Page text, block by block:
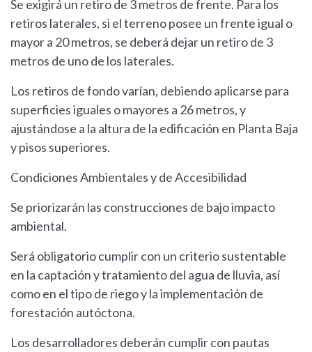
Se exigirá un retiro de 3 metros de frente. Para los
retiros laterales, si el terreno posee un frente igual o
mayor a 20 metros, se deberá dejar un retiro de 3
metros de uno de los laterales.
Los retiros de fondo varían, debiendo aplicarse para
superficies iguales o mayores a 26 metros, y
ajustándose a la altura de la edificación en Planta Baja
y pisos superiores.
Condiciones Ambientales y de Accesibilidad
Se priorizarán las construcciones de bajo impacto
ambiental.
Será obligatorio cumplir con un criterio sustentable
en la captación y tratamiento del agua de lluvia, así
como en el tipo de riego y la implementación de
forestación autóctona.
Los desarrolladores deberán cumplir con pautas